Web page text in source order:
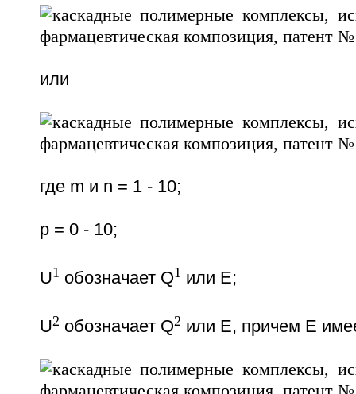
или
где m и n = 1 - 10;
p = 0 - 10;
U1 обозначает Q1 или Е;
U2 обозначает Q2 или Е, причем Е